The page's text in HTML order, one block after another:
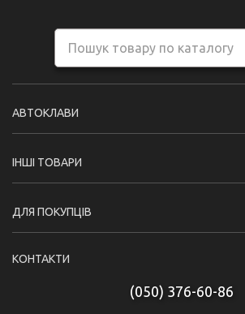
АВТОКЛАВИ
ІНШІ ТОВАРИ
ДЛЯ ПОКУПЦІВ
КОНТАКТИ
(050) 376-60-86